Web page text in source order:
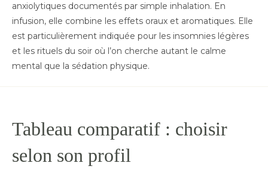
anxiolytiques documentés par simple inhalation. En
infusion, elle combine les effets oraux et aromatiques. Elle
est particulièrement indiquée pour les insomnies légères
et les rituels du soir où l’on cherche autant le calme
mental que la sédation physique.
Tableau comparatif : choisir
selon son profil